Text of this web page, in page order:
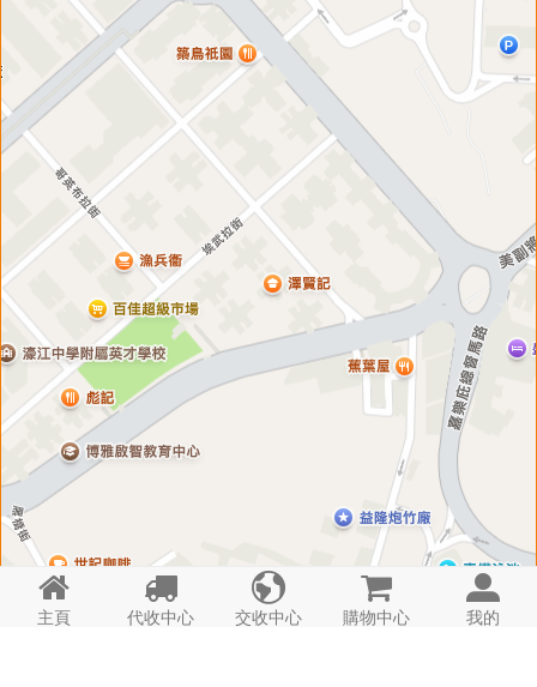

主頁

代收中心

交收中心

購物中心

我的